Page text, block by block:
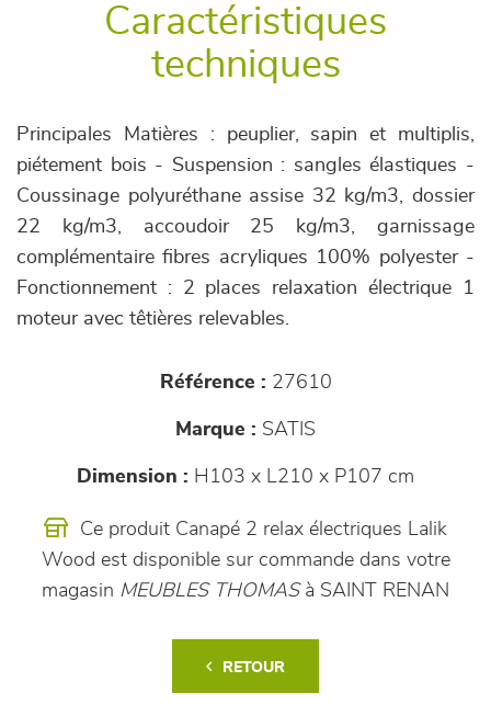
Caractéristiques
techniques
Principales Matières : peuplier, sapin et multiplis,
piétement bois - Suspension : sangles élastiques -
Coussinage polyuréthane assise 32 kg/m3, dossier
22 kg/m3, accoudoir 25 kg/m3, garnissage
complémentaire fibres acryliques 100% polyester -
Fonctionnement : 2 places relaxation électrique 1
moteur avec têtières relevables.
Référence : 27610
Marque : SATIS
Dimension : H103 x L210 x P107 cm
Ce produit Canapé 2 relax électriques Lalik
Wood est disponible sur commande dans votre
magasin MEUBLES THOMAS à SAINT RENAN
RETOUR